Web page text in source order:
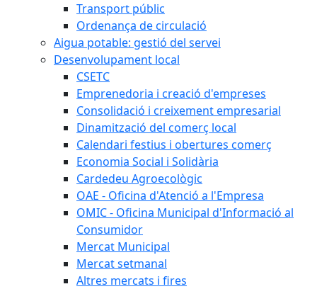
Transport públic
Ordenança de circulació
Aigua potable: gestió del servei
Desenvolupament local
CSETC
Emprenedoria i creació d'empreses
Consolidació i creixement empresarial
Dinamització del comerç local
Calendari festius i obertures comerç
Economia Social i Solidària
Cardedeu Agroecològic
OAE - Oficina d'Atenció a l'Empresa
OMIC - Oficina Municipal d'Informació al
Consumidor
Mercat Municipal
Mercat setmanal
Altres mercats i fires